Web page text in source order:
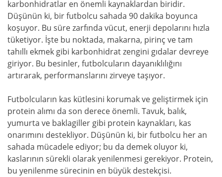
karbonhidratlar en önemli kaynaklardan biridir.
Düşünün ki, bir futbolcu sahada 90 dakika boyunca
koşuyor. Bu süre zarfında vücut, enerji depolarını hızla
tüketiyor. İşte bu noktada, makarna, pirinç ve tam
tahıllı ekmek gibi karbonhidrat zengini gıdalar devreye
giriyor. Bu besinler, futbolcuların dayanıklılığını
artırarak, performanslarını zirveye taşıyor.
Futbolcuların kas kütlesini korumak ve geliştirmek için
protein alımı da son derece önemli. Tavuk, balık,
yumurta ve baklagiller gibi protein kaynakları, kas
onarımını destekliyor. Düşünün ki, bir futbolcu her an
sahada mücadele ediyor; bu da demek oluyor ki,
kaslarının sürekli olarak yenilenmesi gerekiyor. Protein,
bu yenilenme sürecinin en büyük destekçisi.